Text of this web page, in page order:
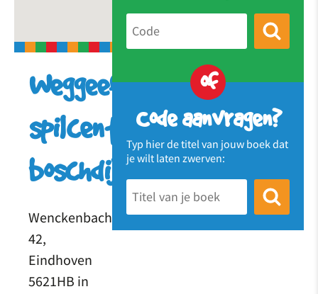
of
Code aanvragen?
Typ hier de titel van jouw boek dat
je wilt laten zwerven:
Weggeefkast
spilcentrum
boschdijk
Wenckenbachstraat
42,
Eindhoven
5621HB in